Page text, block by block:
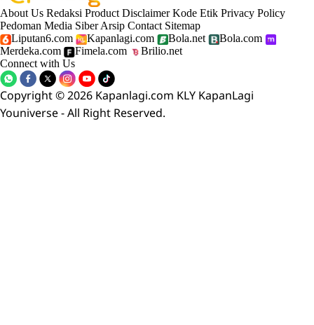
About Us Redaksi Product Disclaimer Kode Etik Privacy Policy
Pedoman Media Siber Arsip Contact Sitemap
Liputan6.com
Kapanlagi.com Bola.net
Bola.com
Merdeka.com
Fimela.com
Brilio.net
Connect with Us
Copyright © 2026 Kapanlagi.com KLY KapanLagi
Youniverse - All Right Reserved.